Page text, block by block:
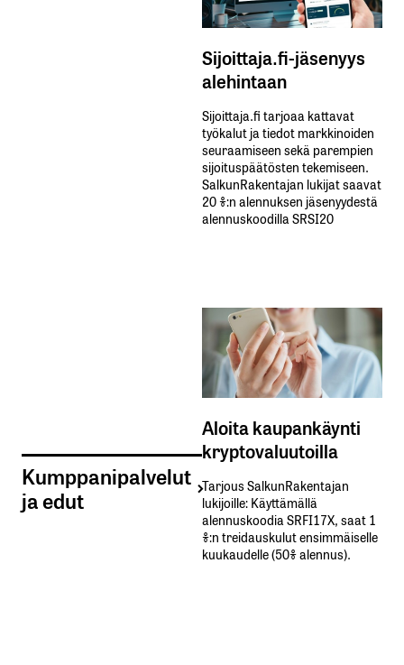
Kumppanipalvelut
ja edut
Sijoittaja.fi-jäsenyys
alehintaan
Sijoittaja.fi tarjoaa kattavat
työkalut ja tiedot markkinoiden
seuraamiseen sekä parempien
sijoituspäätösten tekemiseen.
SalkunRakentajan lukijat saavat
20 %:n alennuksen jäsenyydestä
alennuskoodilla SRSI20
Aloita kaupankäynti
kryptovaluutoilla
Tarjous SalkunRakentajan
lukijoille: Käyttämällä​ ​
alennuskoodia​ ​SRFI17X,​ ​saat​ ​1
%:n treidauskulut​ ​ensimmäiselle​ ​
kuukaudelle​ ​(50%​ ​alennus).